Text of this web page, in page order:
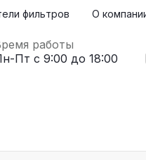
фильтров О
работы
Пт с 9:00 до 18:00